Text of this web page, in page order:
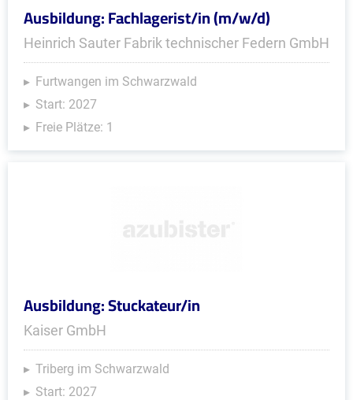
Ausbildung: Fachlagerist/in (m/w/d)
Heinrich Sauter Fabrik technischer Federn GmbH
Furtwangen im Schwarzwald
Start: 2027
Freie Plätze: 1
Ausbildung: Stuckateur/in
Kaiser GmbH
Triberg im Schwarzwald
Start: 2027